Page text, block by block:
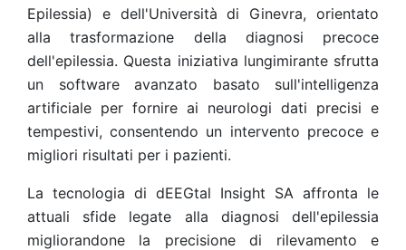
Epilessia) e dell'Università di Ginevra, orientato
alla trasformazione della diagnosi precoce
dell'epilessia. Questa iniziativa lungimirante sfrutta
un software avanzato basato sull'intelligenza
artificiale per fornire ai neurologi dati precisi e
tempestivi, consentendo un intervento precoce e
migliori risultati per i pazienti.
La tecnologia di dEEGtal Insight SA affronta le
attuali sfide legate alla diagnosi dell'epilessia
migliorandone la precisione di rilevamento e